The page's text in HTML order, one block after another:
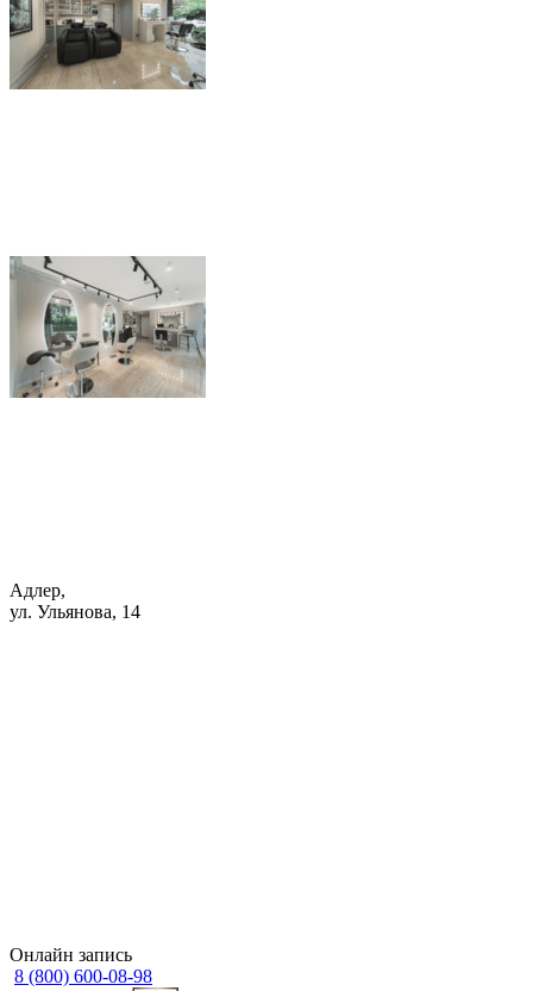
Адлер,
ул. Ульянова, 14
Онлайн запись
8 (800) 600-08-98